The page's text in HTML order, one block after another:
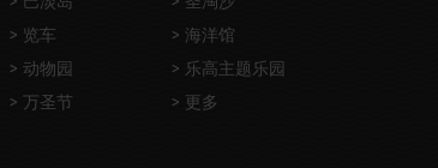
> 览车
> 海洋馆
> 动物园
> 乐高主题乐园
> 万圣节
> 更多